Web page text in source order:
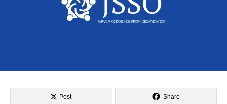
Post Share